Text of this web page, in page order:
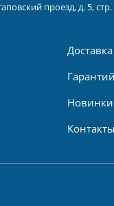
проезд, д. 5, стр.
Доставка
Новинки
Контакты